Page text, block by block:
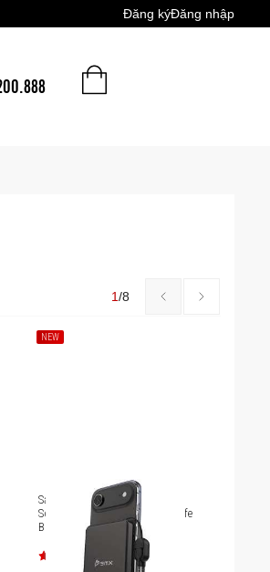
Đăng kýĐăng nhập
1/8
NEW
Sạc dự phòng thể rắn BMX
SolidSafe 5000mAh Qi2 MagSafe
B939-05